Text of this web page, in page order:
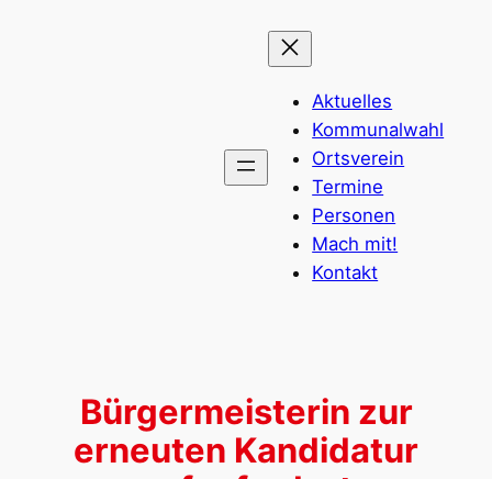
Aktuelles
Kommunalwahl
Ortsverein
Termine
Personen
Mach mit!
Kontakt
Bürgermeisterin zur
erneuten Kandidatur